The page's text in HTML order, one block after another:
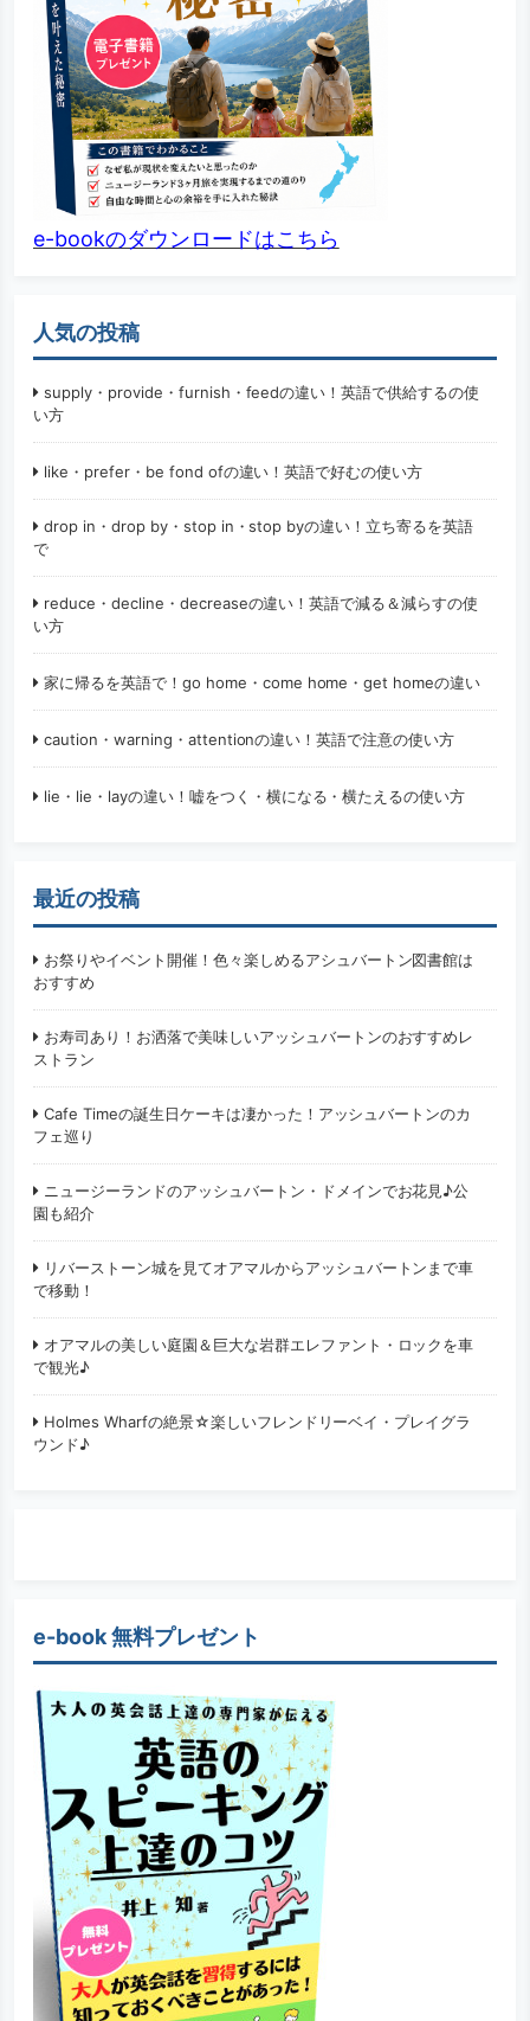
e-bookのダウンロードはこちら
人気の投稿
supply・provide・furnish・feedの違い！英語で供給するの使
い方
like・prefer・be fond ofの違い！英語で好むの使い方
drop in・drop by・stop in・stop byの違い！立ち寄るを英語
で
reduce・decline・decreaseの違い！英語で減る＆減らすの使
い方
家に帰るを英語で！go home・come home・get homeの違い
caution・warning・attentionの違い！英語で注意の使い方
lie・lie・layの違い！嘘をつく・横になる・横たえるの使い方
最近の投稿
お祭りやイベント開催！色々楽しめるアシュバートン図書館は
おすすめ
お寿司あり！お洒落で美味しいアッシュバートンのおすすめレ
ストラン
Cafe Timeの誕生日ケーキは凄かった！アッシュバートンのカ
フェ巡り
ニュージーランドのアッシュバートン・ドメインでお花見♪公
園も紹介
リバーストーン城を見てオアマルからアッシュバートンまで車
で移動！
オアマルの美しい庭園＆巨大な岩群エレファント・ロックを車
で観光♪
Holmes Wharfの絶景☆楽しいフレンドリーベイ・プレイグラ
ウンド♪
e-book 無料プレゼント